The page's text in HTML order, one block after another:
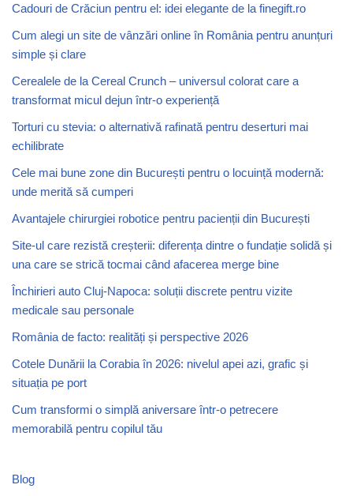
Cadouri de Crăciun pentru el: idei elegante de la finegift.ro
Cum alegi un site de vânzări online în România pentru anunțuri
simple și clare
Cerealele de la Cereal Crunch – universul colorat care a
transformat micul dejun într-o experiență
Torturi cu stevia: o alternativă rafinată pentru deserturi mai
echilibrate
Cele mai bune zone din București pentru o locuință modernă:
unde merită să cumperi
Avantajele chirurgiei robotice pentru pacienții din București
Site-ul care rezistă creșterii: diferența dintre o fundație solidă și
una care se strică tocmai când afacerea merge bine
Închirieri auto Cluj-Napoca: soluții discrete pentru vizite
medicale sau personale
România de facto: realități și perspective 2026
Cotele Dunării la Corabia în 2026: nivelul apei azi, grafic și
situația pe port
Cum transformi o simplă aniversare într-o petrecere
memorabilă pentru copilul tău
Blog